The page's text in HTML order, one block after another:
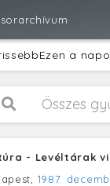
Ezen a
Összes
- Levéltárak
1987.